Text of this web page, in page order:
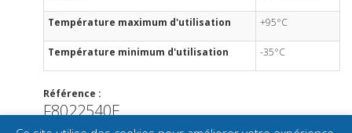
Température maximum d'utilisation +95°C
Température minimum d'utilisation -35°C
Référence :
F8022540E